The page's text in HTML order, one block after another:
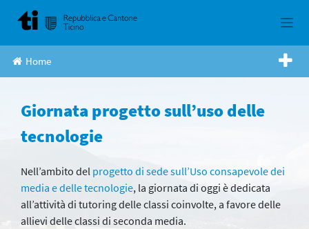
Home
Giornata progetto sull’uso delle
tecnologie
Nell’ambito del progetto di sede sull’Uso consapevole dei
media e delle tecnologie, la giornata di oggi è dedicata
all’attività di tutoring delle classi coinvolte, a favore delle
allievi delle classi di seconda media.